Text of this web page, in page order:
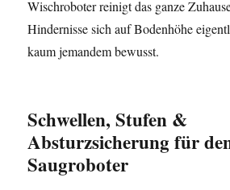
Wischroboter reinigt das ganze
Hindernisse sich auf Bodenhöhe
kaum jemandem bewusst.
Schwellen, Stufen &
Absturzsicherung für
Saugroboter